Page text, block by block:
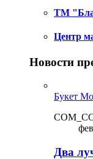
ТМ
Центр
Новости
Букет
Два